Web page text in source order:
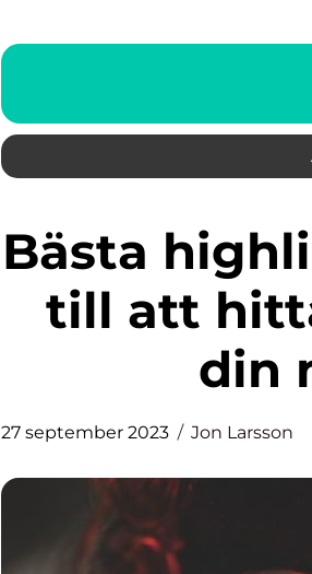
Bästa highlighter: En guidning
till att
din
27 september 2023 Jon Larsson